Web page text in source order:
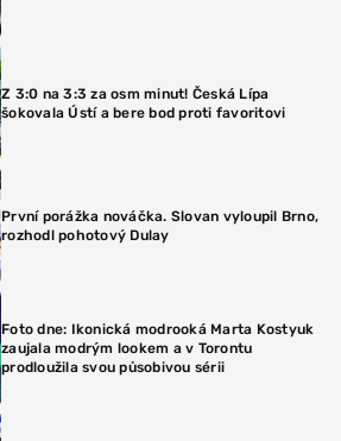
Z 3:0 na 3:3 za osm minut! Česká Lípa
šokovala Ústí a bere bod proti favoritovi
První porážka nováčka. Slovan vyloupil Brno,
rozhodl pohotový Dulay
Foto dne: Ikonická modrooká Marta Kostyuk
zaujala modrým lookem a v Torontu
prodloužila svou působivou sérii